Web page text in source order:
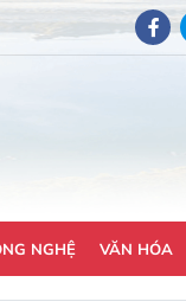
NGHỆ VĂN HÓA